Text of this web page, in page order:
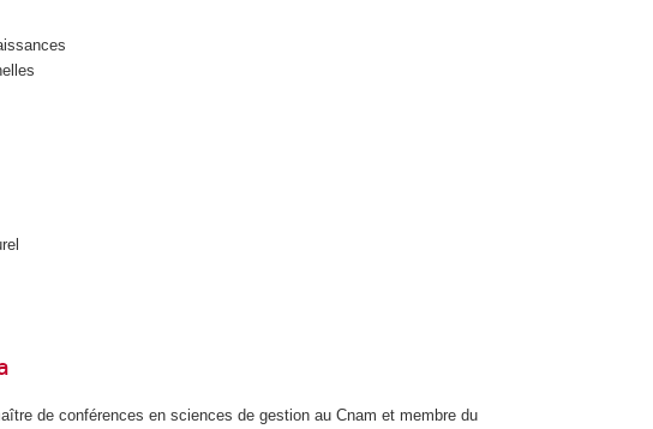
de conférences en sciences de gestion au Cnam et membre du